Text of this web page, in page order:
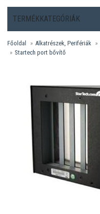
TERMÉKKATEGÓRIÁK
Főoldal Alkatrészek, Perifériák
Startech port bővítő